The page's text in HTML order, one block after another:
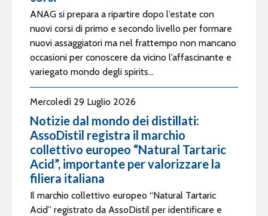
ANAG si prepara a ripartire dopo l’estate con
nuovi corsi di primo e secondo livello per formare
nuovi assaggiatori ma nel frattempo non mancano
occasioni per conoscere da vicino l’affascinante e
variegato mondo degli spirits...
Mercoledì 29 Luglio 2026
Notizie dal mondo dei distillati:
AssoDistil registra il marchio
collettivo europeo “Natural Tartaric
Acid”, importante per valorizzare la
filiera italiana
Il marchio collettivo europeo “Natural Tartaric
Acid” registrato da AssoDistil per identificare e